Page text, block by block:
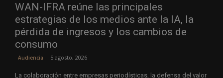
WAN-IFRA reúne las principales
estrategias de los medios ante la IA, la
pérdida de ingresos y los cambios de
consumo
Audiencia 5 agosto, 2026
La colaboración entre empresas periodísticas, la defensa del valor